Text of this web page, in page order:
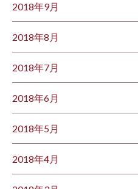
2018年9月
2018年8月
2018年7月
2018年6月
2018年5月
2018年4月